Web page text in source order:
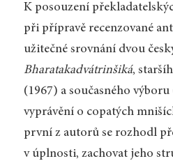
K posouzení
při přípravě recenzované
užitečné srovnání dvou
Bharatakadvátrinšiká,
(1967) a současného
vyprávění o copatých
první z autorů se rozhodl
v úplnosti, zachovat jeho